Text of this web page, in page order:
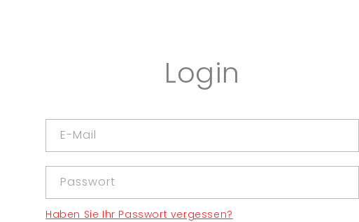
Login
E-Mail
Passwort
Haben Sie Ihr Passwort vergessen?